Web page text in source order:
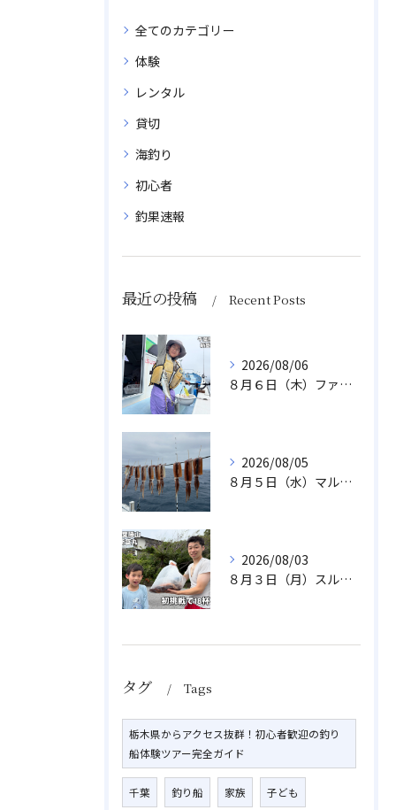
全てのカテゴリー
体験
レンタル
貸切
海釣り
初心者
釣果速報
最近の投稿 Recent Posts
2026/08/06
８月６日（木）ファミリフィッシング
2026/08/05
８月５日（水）マルイカ
2026/08/03
８月３日（月）スルメイカ
タグ Tags
栃木県からアクセス抜群！初心者歓迎の釣り
船体験ツアー完全ガイド
千葉 釣り船 家族 子ども